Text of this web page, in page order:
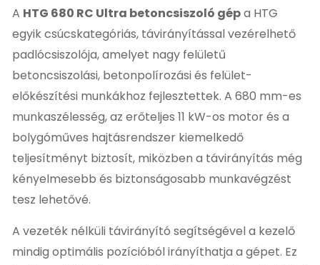
A HTG 680 RC Ultra betoncsiszoló gépa HTG
egyik csúcskategóriás, távirányítással vezérelhető
padlócsiszolója, amelyet nagy felületű
betoncsiszolási, betonpolírozási és felület-
előkészítési munkákhoz fejlesztettek. A 680 mm-es
munkaszélesség, az erőteljes 11 kW-os motor és a
bolygóműves hajtásrendszer kiemelkedő
teljesítményt biztosít, miközben a távirányítás még
kényelmesebb és biztonságosabb munkavégzést
tesz lehetővé.
A vezeték nélküli távirányító segítségével a kezelő
mindig optimális pozícióból irányíthatja a gépet. Ez